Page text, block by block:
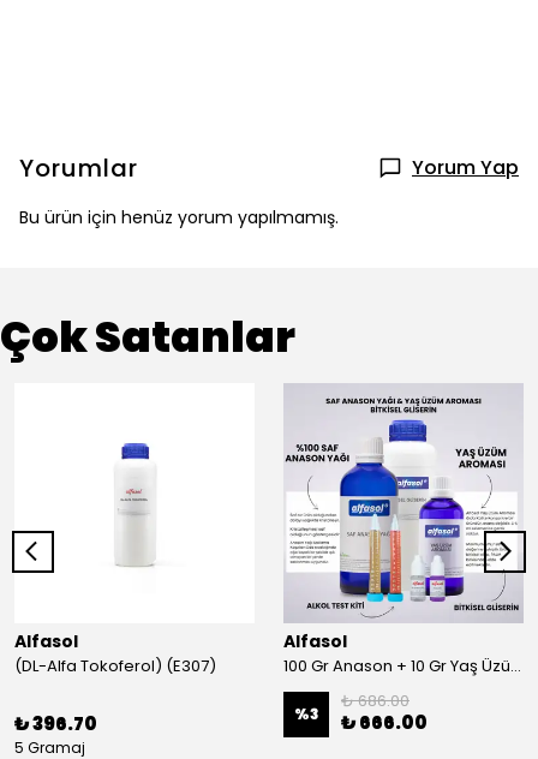
Yorumlar Yorum Yap
Bu ürün için henüz yorum yapılmamış.
Çok Satanlar
Alfasol
(DL-Alfa Tokoferol) (E307)
₺ 396.70
5 Gramaj
Alfasol
100 Gr Anason + 10 Gr Yaş Üzüm + 250 Gr Gliserin + Alkol Test Kiti
%3
₺ 686.00
₺ 666.00